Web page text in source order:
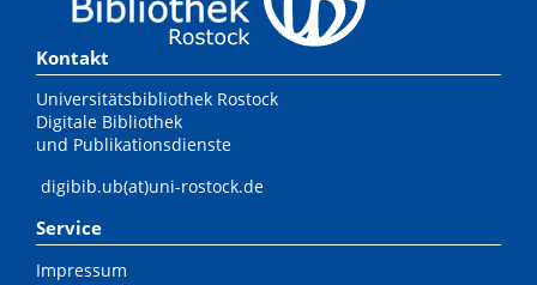
Kontakt
Universitätsbibliothek Rostock
Digitale Bibliothek
und Publikationsdienste
digibib.ub(at)uni-rostock.de
Service
Impressum